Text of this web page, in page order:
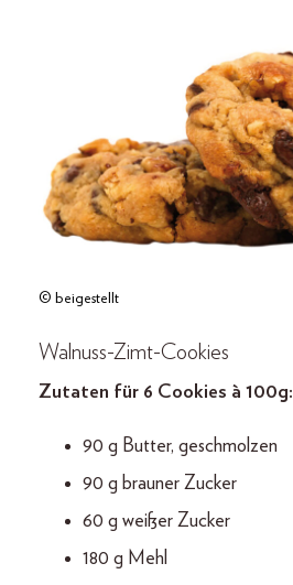
© beigestellt
Walnuss-Zimt-Cookies
Zutaten für 6 Cookies à 100 g:
90 g Butter, geschmolzen
90 g brauner Zucker
60 g weißer Zucker
180 g Mehl